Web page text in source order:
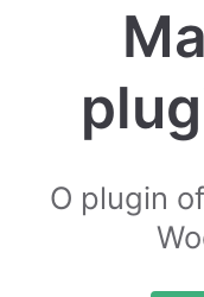
O plugin